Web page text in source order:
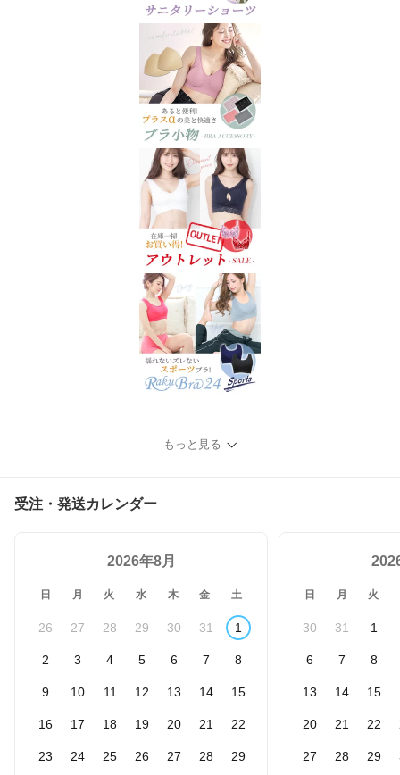
もっと見る
受注・発送カレンダー
2026年8月
日 月 火 水 木 金 土
26 27 28 29 30 31 1
2 3 4 5 6 7 8
9 10 11 12 13 14 15
16 17 18 19 20 21 22
23 24 25 26 27 28 29
日 月 火
30 31 1
6 7 8
13 14 15
20 21 22
27 28 29